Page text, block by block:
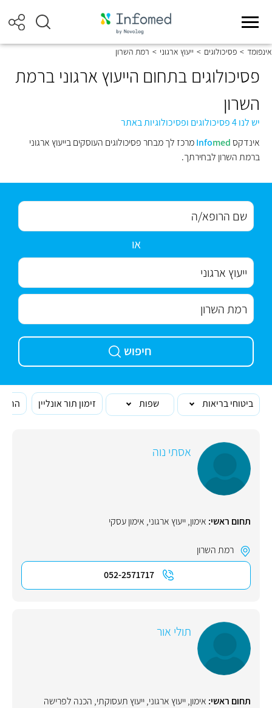
אינפומד > פסיכולוגים > ייעוץ ארגוני > רמת השרון
פסיכולוגים בתחום הייעוץ ארגוני ברמת
השרון
יש לנו 4 פסיכולוגים ופסיכולוגיות באתר
אינדקס
Infomed
מרכז לך מבחר פסיכולוגים העוסקים בייעוץ ארגוני
ברמת השרון לבחירתך.
או
חיפוש
ביטוחי בריאות שפות זימון תור אונליין
אסתי נוה
תחום ראשי: אימון,ייעוץ ארגוני, אימון עסקי
רמת השרון
052-2571717
תולי אור
תחום ראשי: אימון,ייעוץ ארגוני,ייעוץ תעסוקתי, הכנה לפרישה